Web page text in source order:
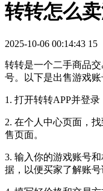
转转怎么
2025-10-06 00:14:43 15
转转是一个二手商品
号。以下是出售游戏账
1. 打开转转APP并登录
2. 在个人中心页面，
售页面。
3. 输入你的游戏账号
据，以便买家了解账号